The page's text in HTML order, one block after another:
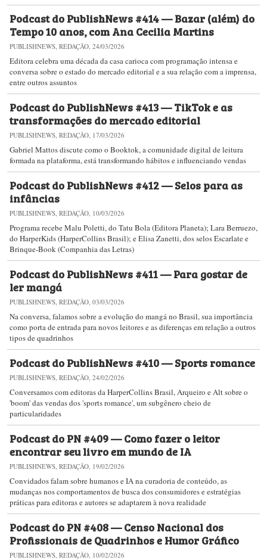
Podcast do PublishNews #414 — Bazar (além) do
Tempo 10 anos, com Ana Cecilia Martins
PUBLISHNEWS, REDAÇÃO, 24/03/2026
Editora celebra uma década da casa carioca com programação intensa e
conversa sobre o estado do mercado editorial e a sua relação com a imprensa,
entre outros assuntos
Podcast do PublishNews #413 — TikTok e as
transformações do mercado editorial
PUBLISHNEWS, REDAÇÃO, 17/03/2026
Gabriel Mattos discute como o Booktok, a comunidade digital de leitura
formada na plataforma, está transformando hábitos e influenciando vendas
Podcast do PublishNews #412 — Selos para as
infâncias
PUBLISHNEWS, REDAÇÃO, 10/03/2026
Programa recebe Malu Poletti, do Tatu Bola (Editora Planeta); Lara Berruezo,
do HarperKids (HarperCollins Brasil); e Elisa Zanetti, dos selos Escarlate e
Brinque-Book (Companhia das Letras)
Podcast do PublishNews #411 — Para gostar de
ler mangá
PUBLISHNEWS, REDAÇÃO, 03/03/2026
Na conversa, falamos sobre a evolução do mangá no Brasil, sua importância
como porta de entrada para novos leitores e as diferenças em relação a outros
tipos de quadrinhos
Podcast do PublishNews #410 — Sports romance
PUBLISHNEWS, REDAÇÃO, 24/02/2026
Conversamos com editoras da HarperCollins Brasil, Arqueiro e Alt sobre o
'boom' das vendas dos 'sports romance', um subgênero cheio de
particularidades
Podcast do PN #409 — Como fazer o leitor
encontrar seu livro em mundo de IA
PUBLISHNEWS, REDAÇÃO, 19/02/2026
Convidados falam sobre humanos e IA na curadoria de conteúdo, as
mudanças nos comportamentos de busca dos consumidores e estratégias
práticas para editoras e autores se adaptarem à nova realidade
Podcast do PN #408 — Censo Nacional dos
Profissionais de Quadrinhos e Humor Gráfico
PUBLISHNEWS, REDAÇÃO, 10/02/2026